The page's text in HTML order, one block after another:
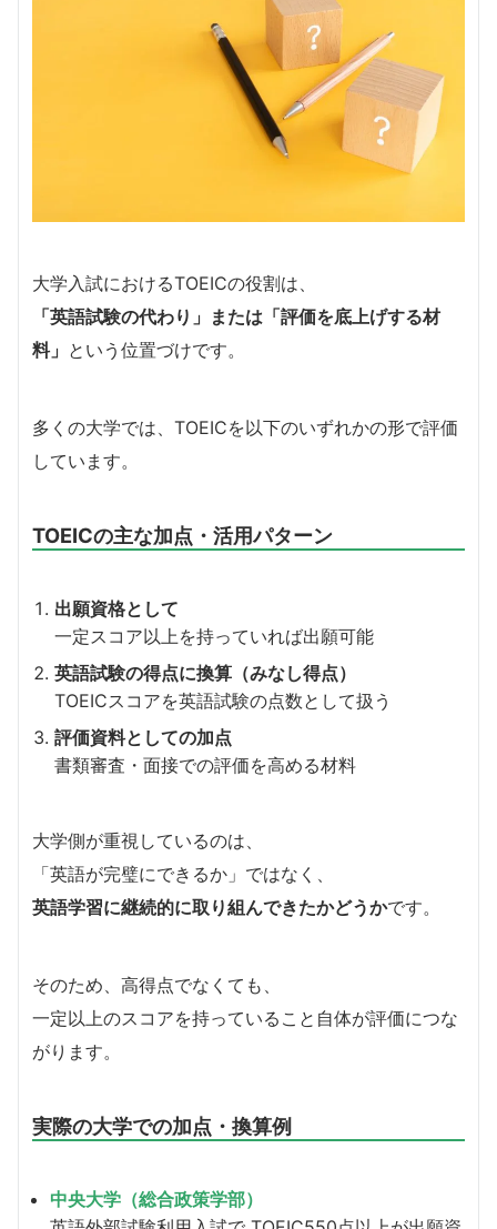
大学入試におけるTOEICの役割は、
「英語試験の代わり」または「評価を底上げする材
料」 という位置づけです。
多くの大学では、TOEICを以下のいずれかの形で評価
しています。
TOEICの主な加点・活用パターン
出願資格として
一定スコア以上を持っていれば出願可能
英語試験の得点に換算（みなし得点）
TOEICスコアを英語試験の点数として扱う
評価資料としての加点
書類審査・面接での評価を高める材料
大学側が重視しているのは、
「英語が完璧にできるか」ではなく、
英語学習に継続的に取り組んできたかどうかです。
そのため、高得点でなくても、
一定以上のスコアを持っていること自体が評価につな
がります。
実際の大学での加点・換算例
中央大学（総合政策学部）